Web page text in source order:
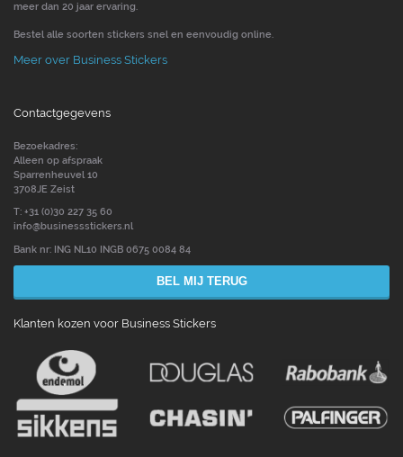
meer dan 20 jaar ervaring.
Bestel alle soorten stickers snel en eenvoudig online.
Meer over Business Stickers
Contactgegevens
Bezoekadres:
Alleen op afspraak
Sparrenheuvel 10
3708JE Zeist
T: +31 (0)30 227 35 60
info@businessstickers.nl
Bank nr: ING NL10 INGB 0675 0084 84
BEL MIJ TERUG
Klanten kozen voor Business Stickers